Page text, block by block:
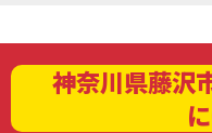
神奈川県藤沢